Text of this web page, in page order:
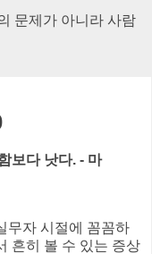
문제가 아니라 사람
보다 낫다. - 마
무자 시절에 꼼꼼하
흔히 볼 수 있는 증상